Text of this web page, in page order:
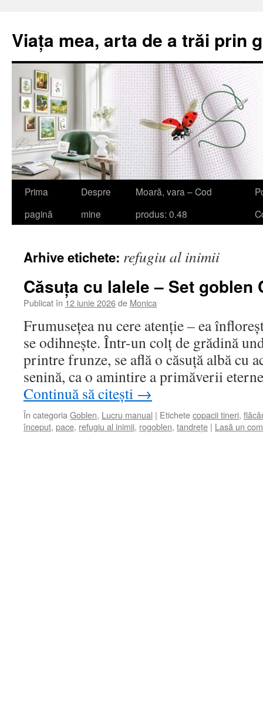
Viața mea, arta de a trăi prin
Sari
Prima
pagină
Despre
mine
Moară, vara – Cod
produs: 0.48
Arhive etichete: refugiu al inimii
Căsuța cu lalele – Set goblen
Publicat în 12 iunie 2026de Monica
Frumusețea nu cere atenție – ea
se odihnește. Într-un colț de grădină
printre frunze, se află o căsuță albă cu
senină, ca o amintire a primăverii
Continuă să citești →
În categoria Goblen, Lucru manual | Etichetecopacii tineri,
început, pace, refugiu al inimii, rogoblen, tandrețe | Lasă un